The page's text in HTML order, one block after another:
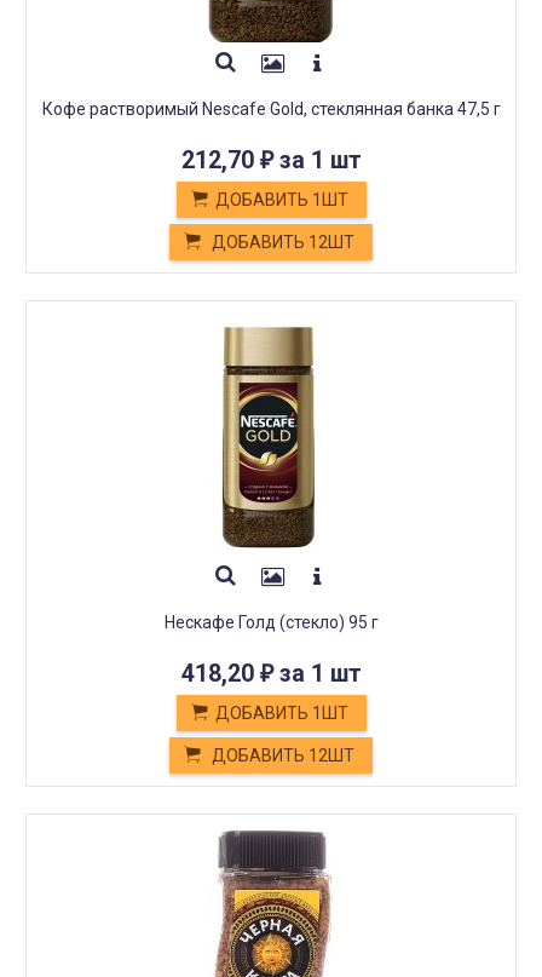
Кофе растворимый Nescafe Gold, стеклянная банка 47,5 г
212,70 ₽за 1 шт
ДОБАВИТЬ 1ШТ
ДОБАВИТЬ 12ШТ
Нескафе Голд (стекло) 95 г
418,20 ₽за 1 шт
ДОБАВИТЬ 1ШТ
ДОБАВИТЬ 12ШТ